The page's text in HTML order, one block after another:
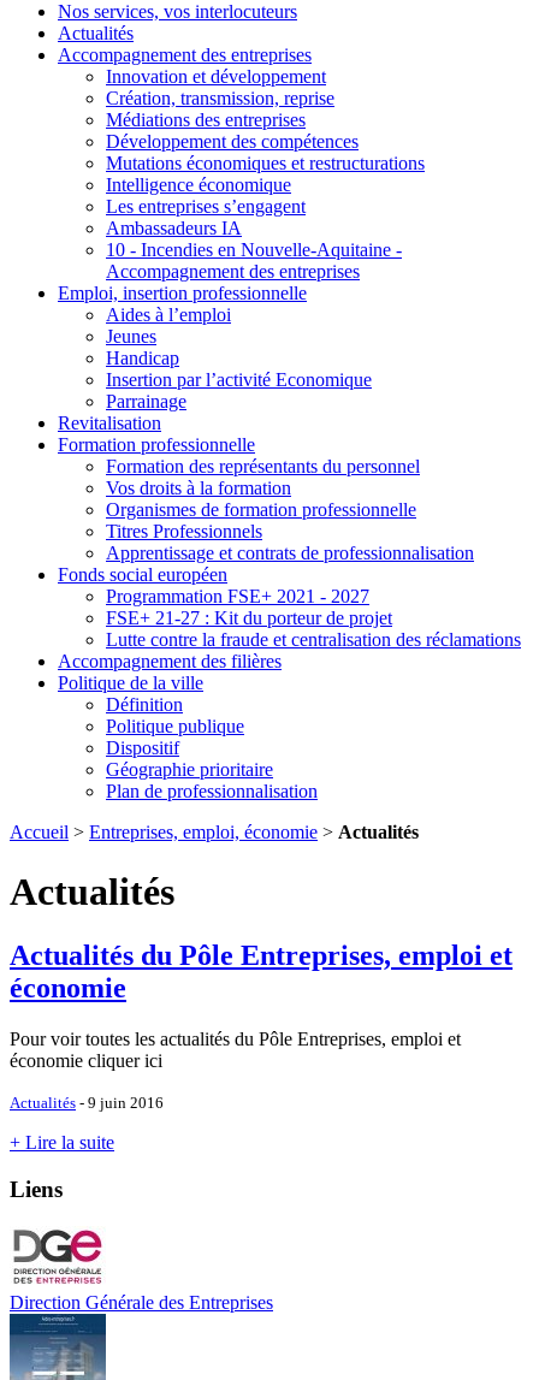
Nos services, vos interlocuteurs
Actualités
Accompagnement des entreprises
Innovation et développement
Création, transmission, reprise
Médiations des entreprises
Développement des compétences
Mutations économiques et restructurations
Intelligence économique
Les entreprises s’engagent
Ambassadeurs IA
10 - Incendies en Nouvelle-Aquitaine -
Accompagnement des entreprises
Emploi, insertion professionnelle
Aides à l’emploi
Jeunes
Handicap
Insertion par l’activité Economique
Parrainage
Revitalisation
Formation professionnelle
Formation des représentants du personnel
Vos droits à la formation
Organismes de formation professionnelle
Titres Professionnels
Apprentissage et contrats de professionnalisation
Fonds social européen
Programmation FSE+ 2021 - 2027
FSE+ 21-27 : Kit du porteur de projet
Lutte contre la fraude et centralisation des réclamations
Accompagnement des filières
Politique de la ville
Définition
Politique publique
Dispositif
Géographie prioritaire
Plan de professionnalisation
Accueil > Entreprises, emploi, économie > Actualités
Actualités
Actualités du Pôle Entreprises, emploi et
économie
Pour voir toutes les actualités du Pôle Entreprises, emploi et
économie cliquer ici
Actualités - 9 juin 2016
+ Lire la suite
Liens
Direction Générale des Entreprises